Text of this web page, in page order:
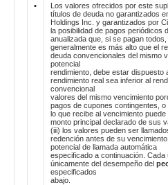
▪
Los valores ofrecidos por este
títulos de deuda no garantizados
Holdings Inc. y garantizados por
la posibilidad de pagos periódicos
anualizada que, si se pagan
generalmente es más alto que el
deuda convencionales del mismo
potencial
rendimiento, debe estar
rendimiento real sea inferior al
convencional
valores del mismo vencimiento
pagos de cupones contingentes,
lo que recibe al vencimiento
monto principal declarado de sus
(iii) los valores pueden ser
redención antes de su
potencial de llamada automática
especificado a continuación.
únicamente del desempeño del
especificados
abajo.